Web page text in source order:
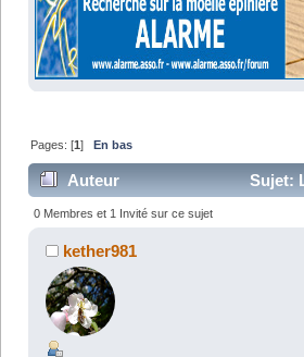
Pages: [1] En bas
Auteur
Sujet:
sondes Lofric en chute libre.
24913 fois)
0 Membres et 1 Invité sur ce sujet
kether981